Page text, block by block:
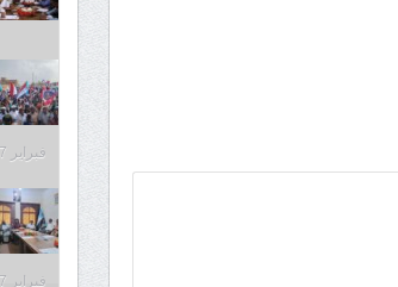
فبراير 7, 2026
فبراير 7, 2026